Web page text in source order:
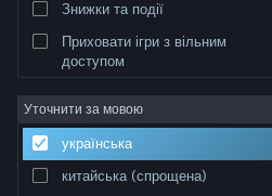
Інформація
Підтримка
Знижки та події
Приховати ігри з вільним
доступом
Уточнити за мовою
українська
китайська (спрощена)
Розробник: lidlocks
Упорядкувати за доречністю